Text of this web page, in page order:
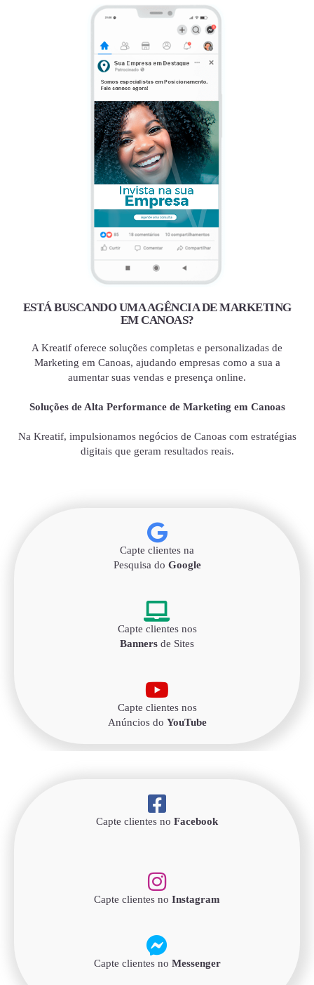
ESTÁ BUSCANDO UMA AGÊNCIA DE MARKETING
EM CANOAS?
A Kreatif oferece soluções completas e personalizadas de
Marketing em Canoas, ajudando empresas como a sua a
aumentar suas vendas e presença online.
Soluções de Alta Performance de Marketing em Canoas
Na Kreatif, impulsionamos negócios de Canoas com estratégias
digitais que geram resultados reais.
Capte clientes na
Pesquisa do Google
Capte clientes nos
Banners de Sites
Capte clientes nos
Anúncios do YouTube
Capte clientes no Facebook
Capte clientes no Instagram
Capte clientes no Messenger